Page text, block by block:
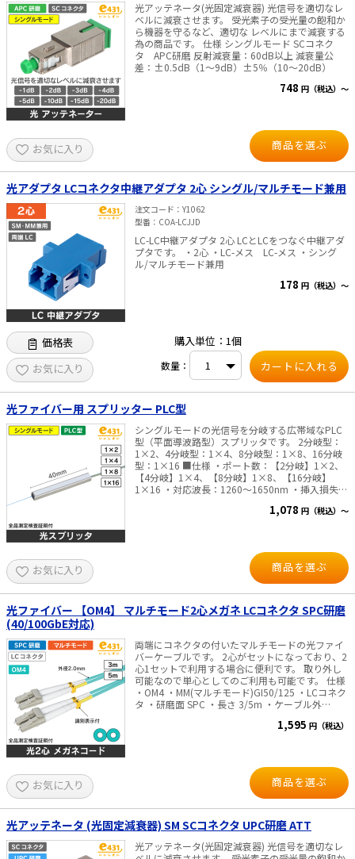
光アッテネータ(光固定減衰器) 光信号を適切なレ
ベルに減衰させます。 受光素子の受光量の飽和か
ら機器を守るなど、適切な レベルにまで減衰する
為の商品です。 仕様 シングルモード SCコネク
タ APC研磨 反射減衰量：60dB以上 減衰量公
差：±0.5dB（1～9dB）±5％（10～20dB）
748 円（税込）～
お気に入り 商品を選ぶ
光アダプタ LCコネクタ中継アダプタ 2心 シングル/マルチモード兼用
注文コード
Y1062
型番
COA-LCJJD
LC-LC中継アダプタ 2心 LCとLCをつなぐ中継アダ
プタです。 ・2心 ・LC-メス LC-メス ・シング
ル/マルチモード兼用
178 円（税込）～
価格表
お気に入り
購入単位：1個
数量：
光ファイバー用 スプリッター PLC型
シングルモードの光信号を分岐する広帯域なPLC
型（平面導波路型）スプリッタです。 2分岐型：
1×2、4分岐型：1×4、8分岐型：1×8、16分岐
型：1×16 ■仕様 ・ポート数：【2分岐】1×2、
【4分岐】1×4、【8分岐】1×8、【16分岐】
1×16 ・対応波長：1260～1650nm ・挿入損失：
分岐】10.5dB以下、【16分岐】13.7dB以下 ・反
ァイバー：IN/φ0.25mm素線、 OUT/【2分岐】2
心テープ×1、【4分岐】4心テープ×1、【8分
岐】4心テープ×2、【16分岐】8心テープ×2 ・
リードファイバー長：各1.5m（全長3.4m）、コ
ネクター無し
1,078 円（税込）～
お気に入り 商品を選ぶ
光ファイバー 【OM4】 マルチモード2心メガネ LCコネクタ SPC研磨
(40/100GbE対応)
両端にコネクタの付いたマルチモードの光ファイ
バーケーブルです。 2心がセットになっており、2
心1セットで利用する場合に便利です。 取り外し
可能なので単心としてのご利用も可能です。 仕様
・OM4 ・MM(マルチモード)GI50/125 ・LCコネク
タ ・研磨面 SPC ・長さ 3/5m ・ケーブル外
全商品に出荷前測定を行い「挿入損失」「リター
1,595 円（税込）
お気に入り 商品を選ぶ
光アッテネータ (光固定減衰器) SM SCコネクタ UPC研磨 ATT
光アッテネータ(光固定減衰器) 光信号を適切なレ